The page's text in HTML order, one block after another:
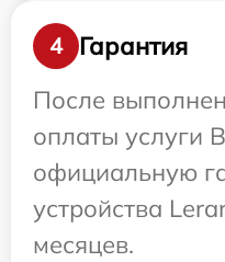
4
Гарантия
После
оплаты услуги
официальную
устройства
месяцев.